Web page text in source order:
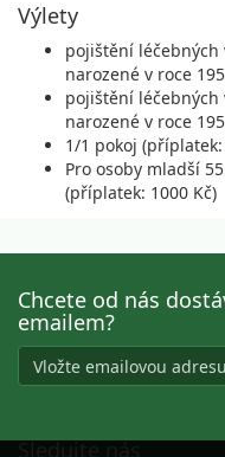
Výlety
pojištění
narozené v roce
pojištění
narozené v roce
1/1 pokoj (příplatek:
Pro osoby mladší
(příplatek: 1000 Kč)
Chcete od nás
emailem?
Sledujte nás